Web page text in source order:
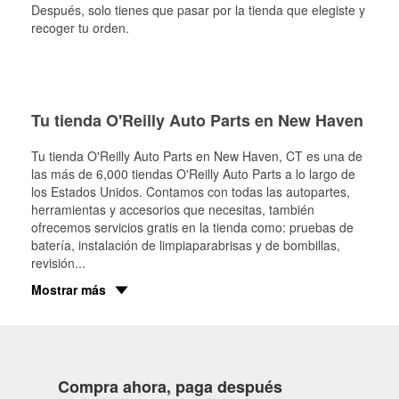
Después, solo tienes que pasar por la tienda que elegiste y
recoger tu orden.
Tu tienda O'Reilly Auto Parts en New Haven
Tu tienda O'Reilly Auto Parts en New Haven, CT es una de
las más de 6,000 tiendas O'Reilly Auto Parts a lo largo de
los Estados Unidos. Contamos con todas las autopartes,
herramientas y accesorios que necesitas, también
ofrecemos servicios gratis en la tienda como: pruebas de
batería, instalación de limpiaparabrisas y de bombillas,
revisión...
Mostrar más
Compra ahora, paga después